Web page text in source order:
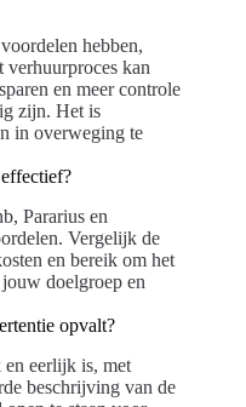
hebben,
verhuurproces kan
en meer controle
zijn. Het is
in overweging te
Pararius en
Vergelijk de
en bereik om het
doelgroep en
opvalt?
eerlijk is, met
beschrijving van de